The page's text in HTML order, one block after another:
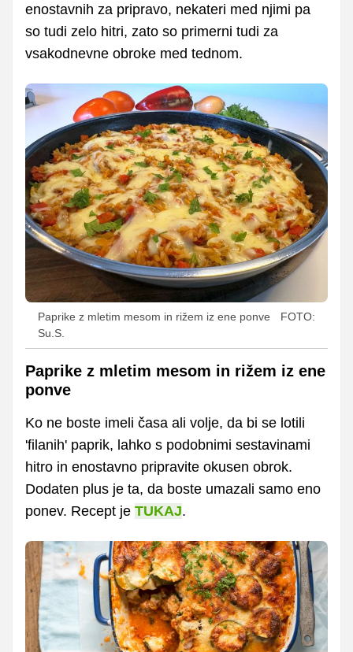
enostavnih za pripravo, nekateri med njimi pa
so tudi zelo hitri, zato so primerni tudi za
vsakodnevne obroke med tednom.
Paprike z mletim mesom in rižem iz ene ponve
FOTO:
Su.S.
Paprike z mletim mesom in rižem iz ene
ponve
Ko ne boste imeli časa ali volje, da bi se lotili
'filanih' paprik, lahko s podobnimi sestavinami
hitro in enostavno pripravite okusen obrok.
Dodaten plus je ta, da boste umazali samo eno
ponev. Recept je TUKAJ.